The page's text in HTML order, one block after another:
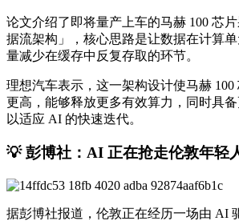
论文介绍了即将量产上车的马赫 100 芯
据流架构」，核心思路是让数据在计算
量减少在缓存中反复存取的环节。
理想汽车表示，这一架构设计使马赫
更高，能够释放更多有效算力，同时具备
以适应 AI 的快速迭代。
💡 彭博社：AI 正在抢走伦敦年轻
据彭博社报道，伦敦正在经历一场由 AI